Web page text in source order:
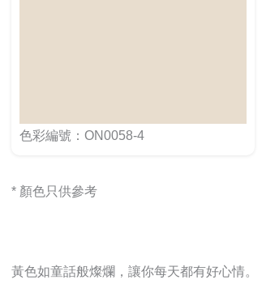
色彩編號：ON0058-4
* 顏色只供參考
黃色如童話般燦爛，讓你每天都有好心情。